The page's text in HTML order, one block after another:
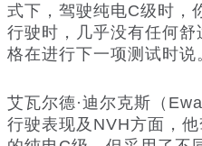
式下，驾驶纯电C级时，
行驶时，几乎没有任何舒
格在进行下一项测试时说
艾瓦尔德·迪尔克斯（
行驶表现及NVH方面，